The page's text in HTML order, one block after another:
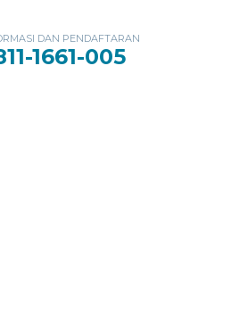
DAN PENDAFTARAN
1661-005